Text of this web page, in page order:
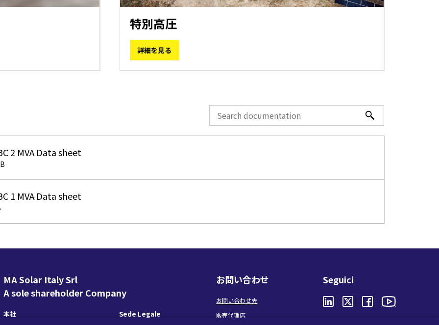
特別高圧
詳細を見る
2 MVA Data sheet
1 MVA Data sheet
MA Solar Italy Srl
A sole shareholder Company
本社 Sede Legale
お問い合わせ
お問い合わせ先
販売代理店
Seguici